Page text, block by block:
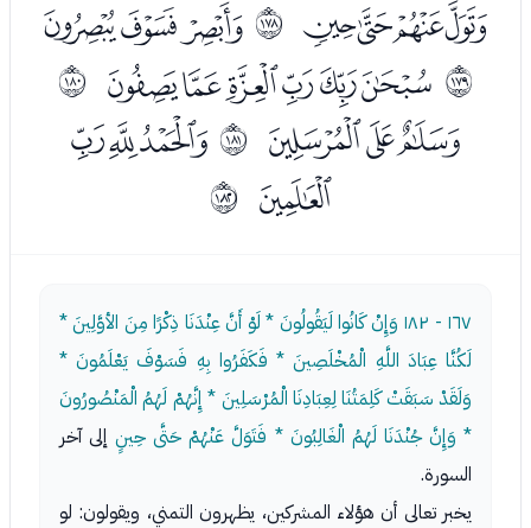
ﯱﯲﯳﯴ ﲱ ﯶﯷﯸ
ﲲ ﯺﯻﯼﯽﯾﯿ ﲳ
ﰁﰂﰃ ﲴﰅﰆﰇ
ﰈ ﲵ
١٦٧ - ١٨٢
وَإِنْ كَانُوا لَيَقُولُونَ * لَوْ أَنَّ عِنْدَنَا ذِكْرًا مِنَ الأوَّلِينَ *
لَكُنَّا عِبَادَ اللَّهِ الْمُخْلَصِينَ * فَكَفَرُوا بِهِ فَسَوْفَ يَعْلَمُونَ *
وَلَقَدْ سَبَقَتْ كَلِمَتُنَا لِعِبَادِنَا الْمُرْسَلِينَ * إِنَّهُمْ لَهُمُ الْمَنْصُورُونَ
* وَإِنَّ جُنْدَنَا لَهُمُ الْغَالِبُونَ * فَتَوَلَّ عَنْهُمْ حَتَّى حِينٍإلى آخر
السورة.
يخبر تعالى أن هؤلاء المشركين، يظهرون التمني، ويقولون: لو